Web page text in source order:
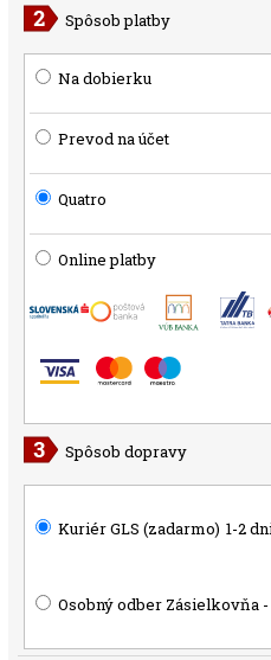
Spôsob platby
Na dobierku
Prevod na účet
Quatro
Online platby
Spôsob dopravy
Kuriér GLS (zadarmo) 1-2
Osobný odber Zásielkovňa